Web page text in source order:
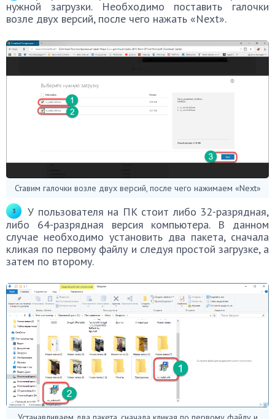
нужной загрузки. Необходимо поставить галочки
возле двух версий, после чего нажать «Next».
Ставим галочки возле двух версий, после чего нажимаем «Next»
У пользователя на ПК стоит либо 32-разрядная,
либо 64-разрядная версия компьютера. В данном
случае необходимо установить два пакета, сначала
кликая по первому файлу и следуя простой загрузке, а
затем по второму.